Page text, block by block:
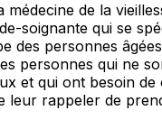
médecine de la
soignante qui se
des personnes
personnes qui ne
et qui ont besoin de
leur rappeler de